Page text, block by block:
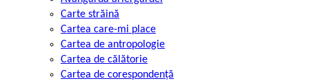
Carte străină
Cartea care-mi place
Cartea de antropologie
Cartea de călătorie
Cartea de corespondență